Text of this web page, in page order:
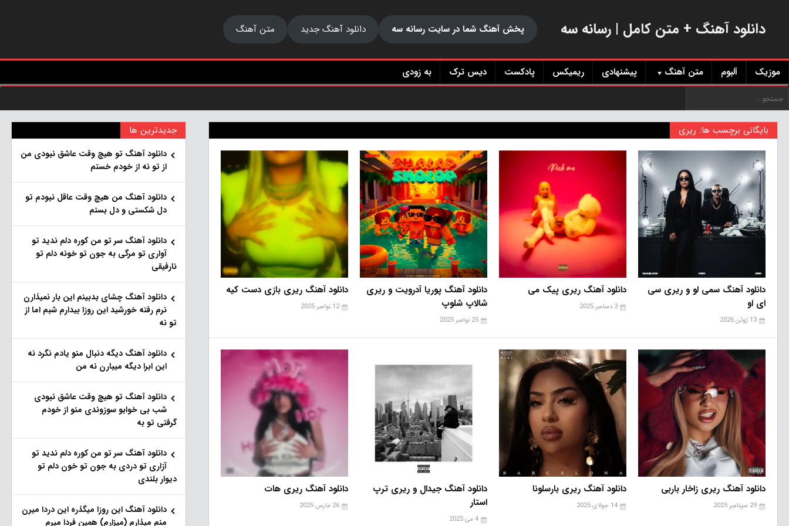
دانلود آهنگ + متن کامل | رسانه سه پخش آهنگ شما در سایت رسانه سه دانلود آهنگ جدید متن آهنگ
موزیک آلبوم متن آهنگ پیشنهادی ریمیکس پادکست دیس ترک به زودی
بایگانی برچسب ها: ریری
دانلود آهنگ سمی لو و ریری سی
ای او
13 ژوئن 2026
دانلود آهنگ ریری پیک می
3 دسامبر 2025
دانلود آهنگ پوریا آدرویت و ریری
شالاپ شلوپ
25 نوامبر 2025
دانلود آهنگ ریری بازی دست کیه
12 نوامبر 2025
دانلود آهنگ ریری زاخار باربی
29 سپتامبر 2025
دانلود آهنگ ریری بارسلونا
14 جولای 2025
دانلود آهنگ جیدال و ریری ترپ
استار
4 می 2025
دانلود آهنگ ریری هات
26 مارس 2025
جدیدترین ها
دانلود آهنگ تو هیچ وقت عاشق نبودی من
از تو نه از خودم خستم
دانلود آهنگ من هیچ وقت عاقل نبودم تو
دل شکستی و دل بستم
دانلود آهنگ سر تو من کوره دلم ندید تو
آواری تو مرگی به جون تو خونه دلم تو
نارفیقی
دانلود آهنگ چشای بدبینم این بار نمیذارن
نرم رفته خورشید این روزا بیدارم شبم اما از
تو نه
دانلود آهنگ دیگه دنبال منو یادم نگرد نه
این ابرا دیگه میبارن نه من
دانلود آهنگ تو هیچ وقت عاشق نبودی
شب بی خوابو سوزوندی منو از خودم
گرفتی تو به
دانلود آهنگ سر تو من کوره دلم ندید تو
آزاری تو دردی به جون تو خون دلم تو
دیوار بلندی
دانلود آهنگ این روزا میگذره این دردا میرن
منم میذارم (میزارم) همین فردا میرم